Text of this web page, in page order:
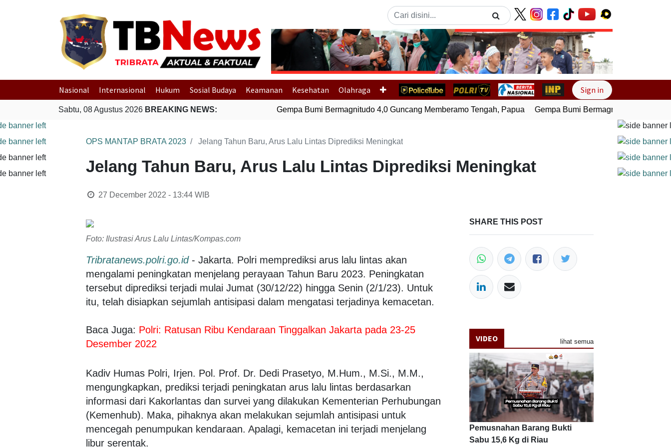
Previous Next
Nasional Internasional Hukum Sosial Budaya Keamanan Kesehatan Olahraga Sign in
Sabtu, 08 Agustus 2026 BREAKING NEWS: Gempa Bumi Bermagnitudo 4,0 Guncang Memberamo Tengah, Papua Gempa Bumi Bermagnitudo 4,0
OPS MANTAP BRATA 2023 Jelang Tahun Baru, Arus Lalu Lintas Diprediksi Meningkat
Jelang Tahun Baru, Arus Lalu Lintas Diprediksi Meningkat
27 December 2022 - 13:44WIB
Foto: Ilustrasi Arus Lalu Lintas/Kompas.com
Tribratanews.polri.go.id- Jakarta. Polri memprediksi arus lalu lintas akan
mengalami peningkatan menjelang perayaan Tahun Baru 2023. Peningkatan
tersebut diprediksi terjadi mulai Jumat (30/12/22) hingga Senin (2/1/23). Untuk
itu, telah disiapkan sejumlah antisipasi dalam mengatasi terjadinya kemacetan.
Baca Juga: Polri: Ratusan Ribu Kendaraan Tinggalkan Jakarta pada 23-25
Desember 2022
Kadiv Humas Polri, Irjen. Pol. Prof. Dr. Dedi Prasetyo, M.Hum., M.Si., M.M.,
mengungkapkan, prediksi terjadi peningkatan arus lalu lintas berdasarkan
informasi dari Kakorlantas dan survei yang dilakukan Kementerian Perhubungan
(Kemenhub). Maka, pihaknya akan melakukan sejumlah antisipasi untuk
mencegah penumpukan kendaraan. Apalagi, kemacetan ini terjadi menjelang
libur serentak.
SHARE THIS POST
VIDEO lihat semua
Pemusnahan Barang Bukti
Sabu 15,6 Kg di Riau